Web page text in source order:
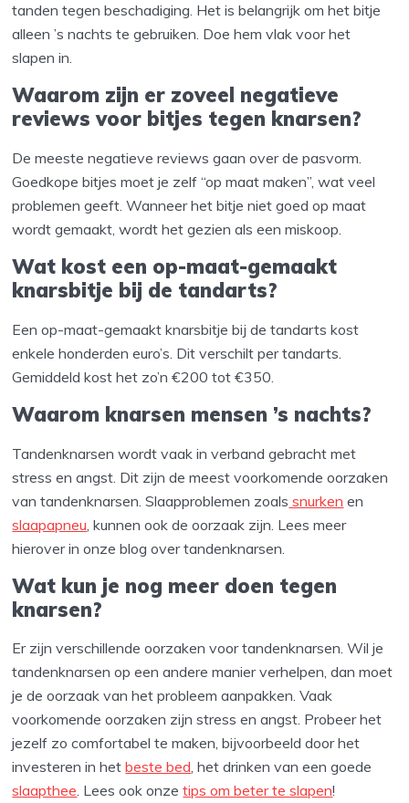
tanden tegen beschadiging. Het is belangrijk om het bitje
alleen ’s nachts te gebruiken. Doe hem vlak voor het
slapen in.
Waarom zijn er zoveel negatieve
reviews voor bitjes tegen knarsen?
De meeste negatieve reviews gaan over de pasvorm.
Goedkope bitjes moet je zelf “op maat maken”, wat veel
problemen geeft. Wanneer het bitje niet goed op maat
wordt gemaakt, wordt het gezien als een miskoop.
Wat kost een op-maat-gemaakt
knarsbitje bij de tandarts?
Een op-maat-gemaakt knarsbitje bij de tandarts kost
enkele honderden euro’s. Dit verschilt per tandarts.
Gemiddeld kost het zo’n €200 tot €350.
Waarom knarsen mensen ’s nachts?
Tandenknarsen wordt vaak in verband gebracht met
stress en angst. Dit zijn de meest voorkomende oorzaken
van tandenknarsen. Slaapproblemen zoals snurken en
slaapapneu , kunnen ook de oorzaak zijn. Lees meer
hierover in onze blog over tandenknarsen.
Wat kun je nog meer doen tegen
knarsen?
Er zijn verschillende oorzaken voor tandenknarsen. Wil je
tandenknarsen op een andere manier verhelpen, dan moet
je de oorzaak van het probleem aanpakken. Vaak
voorkomende oorzaken zijn stress en angst. Probeer het
jezelf zo comfortabel te maken, bijvoorbeeld door het
investeren in hetbeste bed, het drinken van een goede
slaapthee. Lees ook onzetips om beter te slapen!